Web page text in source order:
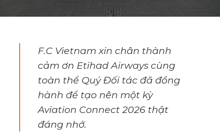
F.C Vietnam xin chân thành
cảm ơn Etihad Airways cùng
toàn thể Quý Đối tác đã đồng
hành để tạo nên một kỳ
Aviation Connect 2026 thật
đáng nhớ.